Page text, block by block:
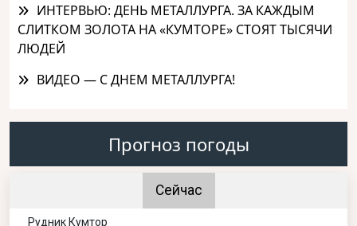
ИНТЕРВЬЮ: ДЕНЬ МЕТАЛЛУРГА. ЗА КАЖДЫМ
СЛИТКОМ ЗОЛОТА НА «КУМТОРЕ» СТОЯТ ТЫСЯЧИ
ЛЮДЕЙ
ВИДЕО — С ДНЕМ МЕТАЛЛУРГА!
Прогноз погоды
Сейчас
Рудник Кумтор